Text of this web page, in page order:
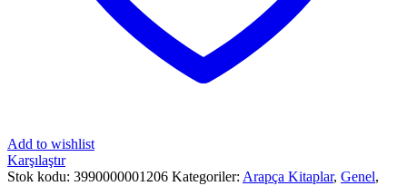
Add to wishlist
Karşılaştır
Stok kodu: 3990000001206 Kategoriler: Arapça Kitaplar, Genel,